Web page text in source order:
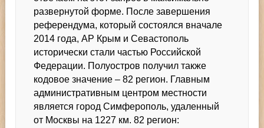
развернутой форме. После завершения
референдума, который состоялся вначале
2014 года, АР Крым и Севастополь
исторически стали частью Российской
Федерации. Полуостров получил также
кодовое значение – 82 регион. Главным
административным центром местности
является город Симферополь, удаленный
от Москвы на 1227 км. 82 регион: